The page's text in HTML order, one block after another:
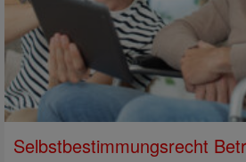
Selbstbestimmungsrecht